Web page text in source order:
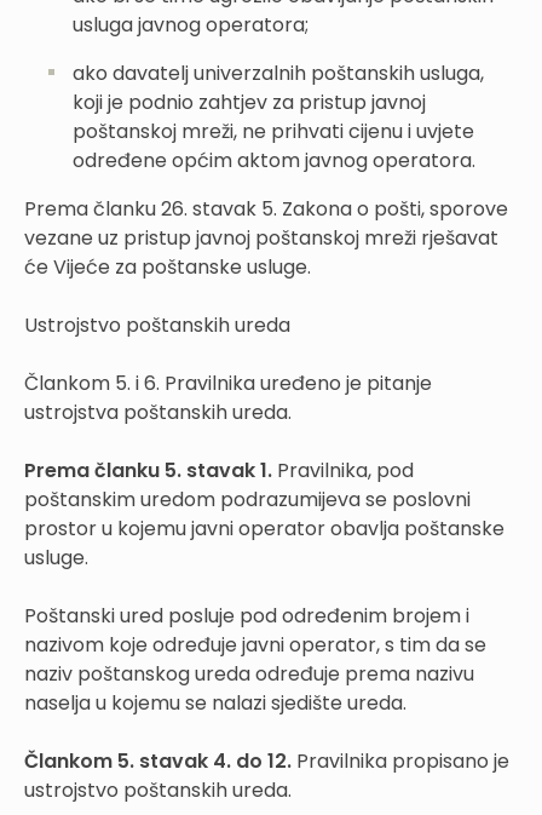
usluga javnog operatora;
ako davatelj univerzalnih poštanskih usluga,
koji je podnio zahtjev za pristup javnoj
poštanskoj mreži, ne prihvati cijenu i uvjete
određene općim aktom javnog operatora.
Prema članku 26. stavak 5. Zakona o pošti, sporove
vezane uz pristup javnoj poštanskoj mreži rješavat
će Vijeće za poštanske usluge.
Ustrojstvo poštanskih ureda
Člankom 5. i 6. Pravilnika uređeno je pitanje
ustrojstva poštanskih ureda.
Prema članku 5. stavak 1. Pravilnika, pod
poštanskim uredom podrazumijeva se poslovni
prostor u kojemu javni operator obavlja poštanske
usluge.
Poštanski ured posluje pod određenim brojem i
nazivom koje određuje javni operator, s tim da se
naziv poštanskog ureda određuje prema nazivu
naselja u kojemu se nalazi sjedište ureda.
Člankom 5. stavak 4. do 12. Pravilnika propisano je
ustrojstvo poštanskih ureda.